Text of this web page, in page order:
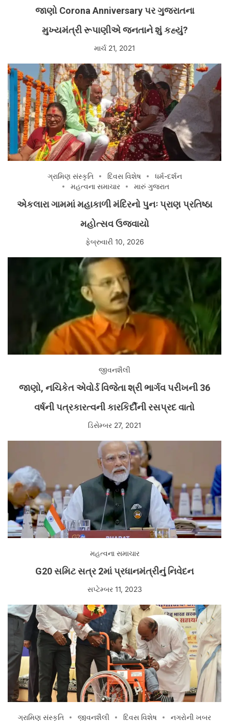
જાણો Corona Anniversary પર ગુજરાતના
મુખ્યમંત્રી રૂપાણીએ જનતાને શું કહ્યું?
માર્ચ 21, 2021
ગ્રામિણ સંસ્કૃતિ દિવસ વિશેષ
ધર્મ-દર્શન
મહત્વના સમાચાર
મારું ગુજરાત
એકલારા ગામમાં મહાકાળી મંદિરનો પુનઃ પ્રાણ પ્રતિષ્ઠા
મહોત્સવ ઉજવાયો
ફેબ્રુવારી 10, 2026
જીવનશૈલી
જાણો, નચિકેત એવોર્ડ વિજેતા શ્રી ભાર્ગવ પરીખની 36
વર્ષની પત્રકારત્વની કારકિર્દીની રસપ્રદ વાતો
ડિસેમ્બર 27, 2021
મહત્વના સમાચાર
G20 સમિટ સત્ર 2માં પ્રધાનમંત્રીનું નિવેદન
સપ્ટેમ્બર 11, 2023
ગ્રામિણ સંસ્કૃતિ જીવનશૈલી દિવસ વિશેષ નગરોની ખબર